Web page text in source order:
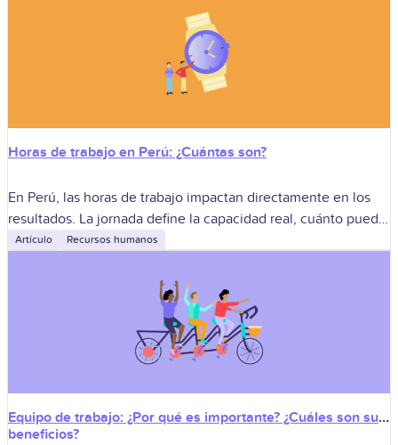
Horas de trabajo en Perú: ¿Cuántas son?
En Perú, las horas de trabajo impactan directamente en los
resultados. La jornada define la capacidad real, cuánto puede
entregar un equipo y qué tan previsible es la operación. Un
Artículo Recursos humanos
Equipo de trabajo: ¿Por qué es importante? ¿Cuáles son sus
beneficios?